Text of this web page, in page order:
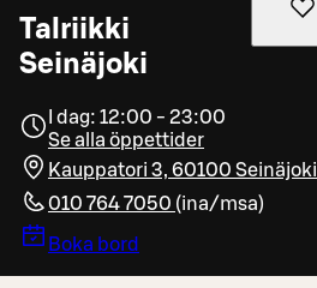
Talriikki
Seinäjoki
I dag: 12:00 - 23:00
Se alla öppettider
Kauppatori 3, 60100 Seinäjoki
010 764 7050 (ina/msa)
Boka bord